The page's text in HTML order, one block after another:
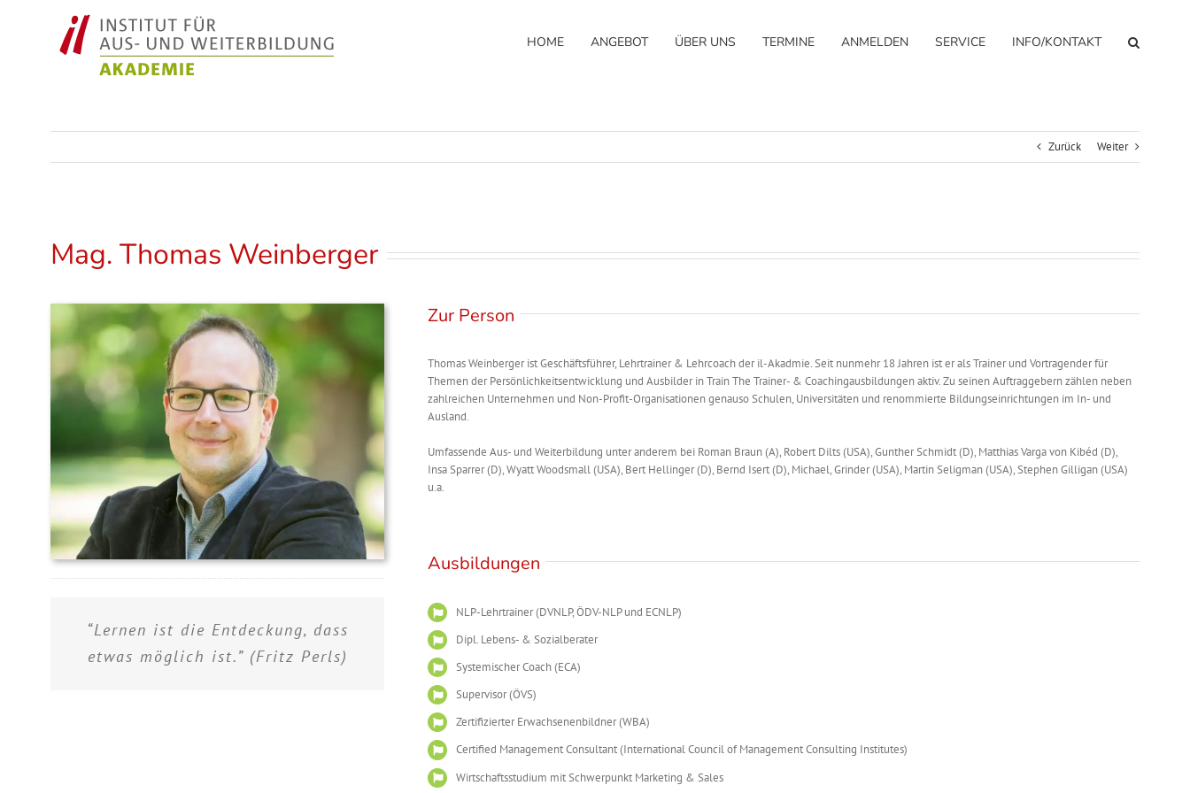
HOME ANGEBOT ÜBER UNS TERMINE ANMELDEN SERVICE INFO/KONTAKT
Zurück Weiter
Mag. Thomas Weinberger
“Lernen ist die Entdeckung, dass
etwas möglich ist.” (Fritz Perls)
Zur Person
Thomas Weinberger ist Geschäftsführer, Lehrtrainer & Lehrcoach der il-Akadmie. Seit nunmehr 18 Jahren ist er als Trainer und Vortragender für
Themen der Persönlichkeitsentwicklung und Ausbilder in Train The Trainer- & Coachingausbildungen aktiv. Zu seinen Auftraggebern zählen neben
zahlreichen Unternehmen und Non-Profit-Organisationen genauso Schulen, Universitäten und renommierte Bildungseinrichtungen im In- und
Ausland.
Umfassende Aus- und Weiterbildung unter anderem bei Roman Braun (A), Robert Dilts (USA), Gunther Schmidt (D), Matthias Varga von Kibéd (D),
Insa Sparrer (D), Wyatt Woodsmall (USA), Bert Hellinger (D), Bernd Isert (D), Michael, Grinder (USA), Martin Seligman (USA), Stephen Gilligan (USA)
u.a.
Ausbildungen
NLP-Lehrtrainer (DVNLP, ÖDV-NLP und ECNLP)
Dipl. Lebens- & Sozialberater
Systemischer Coach (ECA)
Supervisor (ÖVS)
Zertifizierter Erwachsenenbildner (WBA)
Certified Management Consultant (International Council of Management Consulting Institutes)
Wirtschaftsstudium mit Schwerpunkt Marketing & Sales